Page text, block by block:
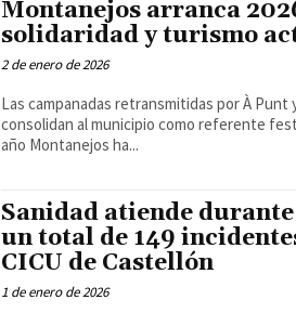
Montanejos arranca
solidaridad y turismo
2 de enero de 2026
Las campanadas retransmitidas por À Punt
consolidan al municipio como referente
año Montanejos ha...
Sanidad atiende
un total de 149
CICU de Castellón
1 de enero de 2026